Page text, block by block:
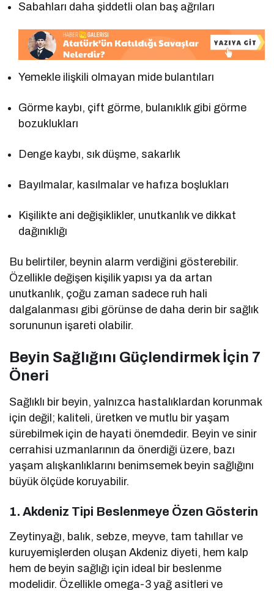
Sabahları daha şiddetli olan baş ağrıları
Yemekle ilişkili olmayan mide bulantıları
Görme kaybı, çift görme, bulanıklık gibi görme
bozuklukları
Denge kaybı, sık düşme, sakarlık
Bayılmalar, kasılmalar ve hafıza boşlukları
Kişilikte ani değişiklikler, unutkanlık ve dikkat
dağınıklığı
Bu belirtiler, beynin alarm verdiğini gösterebilir.
Özellikle değişen kişilik yapısı ya da artan
unutkanlık, çoğu zaman sadece ruh hali
dalgalanması gibi görünse de daha derin bir sağlık
sorununun işareti olabilir.
Beyin Sağlığını Güçlendirmek İçin 7
Öneri
Sağlıklı bir beyin, yalnızca hastalıklardan korunmak
için değil; kaliteli, üretken ve mutlu bir yaşam
sürebilmek için de hayati önemdedir. Beyin ve sinir
cerrahisi uzmanlarının da önerdiği üzere, bazı
yaşam alışkanlıklarını benimsemek beyin sağlığını
büyük ölçüde koruyabilir.
1. Akdeniz Tipi Beslenmeye Özen Gösterin
Zeytinyağı, balık, sebze, meyve, tam tahıllar ve
kuruyemişlerden oluşan Akdeniz diyeti, hem kalp
hem de beyin sağlığı için ideal bir beslenme
modelidir. Özellikle omega-3 yağ asitleri ve